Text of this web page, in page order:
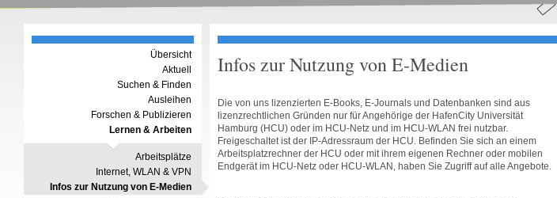
Übersicht
Aktuell
Suchen & Finden
Ausleihen
Forschen & Publizieren
Lernen & Arbeiten
Arbeitsplätze
Internet, WLAN & VPN
Infos zur Nutzung von E-Medien
Infos zur Nutzung von E-Medien
Die von uns lizenzierten E-Books, E-Journals und Datenbanken sind aus
lizenzrechtlichen Gründen nur für Angehörige der HafenCity Universität
Hamburg (HCU) oder im HCU-Netz und im HCU-WLAN frei nutzbar.
Freigeschaltet ist der IP-Adressraum der HCU. Befinden Sie sich an einem
Arbeitsplatzrechner der HCU oder mit ihrem eigenen Rechner oder mobilen
Endgerät im HCU-Netz oder HCU-WLAN, haben Sie Zugriff auf alle Angebote.